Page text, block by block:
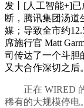
发丨[人工智能+]
断，腾讯集团汤道
媒；导致全市约
席施行官 Matt
司传达了一个斗胆
又大合作深切之后。
正在 WIRED 的
稀有的大规模停电